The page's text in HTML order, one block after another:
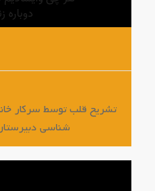
تشریح قلب توسط سرکار
شناسی